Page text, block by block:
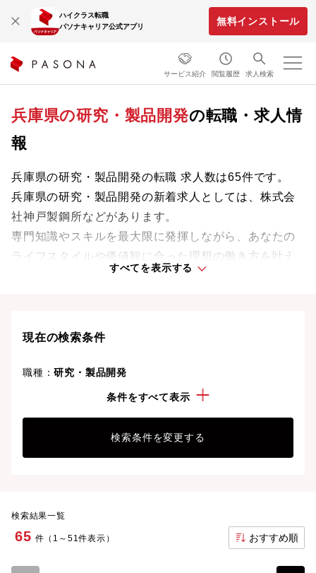
ハイクラス転職
パソナキャリア公式アプリ
無料インストール
サービス紹介 閲覧履歴 求人検索
兵庫県の研究・製品開発の転職・求人情
報
兵庫県の研究・製品開発の転職 求人数は65件です。
兵庫県の研究・製品開発の新着求人としては、株式会
社神戸製鋼所などがあります。
専門知識やスキルを最大限に発揮しながら、あなたの
ライフスタイルや価値観に合った理想の働き方を叶え
ましょう。想定年収が高い順に検索結果を並べ替える
すべてを表示する
現在の検索条件
職種：研究・製品開発
条件をすべて表示
検索条件を変更する
検索結果一覧
65 件（1～51件表示） おすすめ順